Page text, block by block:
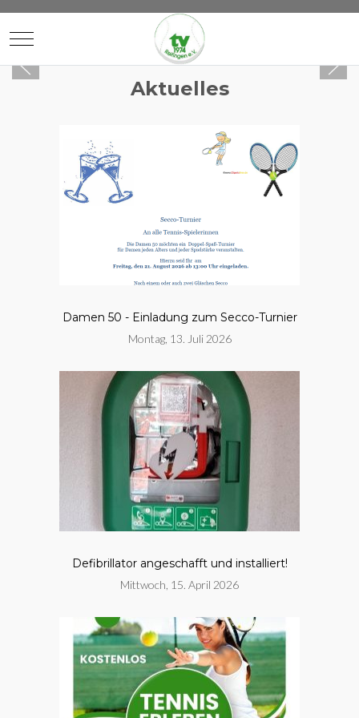
Mobile Menu Toggle
Aktuelles
Damen 50 - Einladung zum Secco-Turnier
Montag, 13. Juli 2026
Defibrillator angeschafft und installiert!
Mittwoch, 15. April 2026